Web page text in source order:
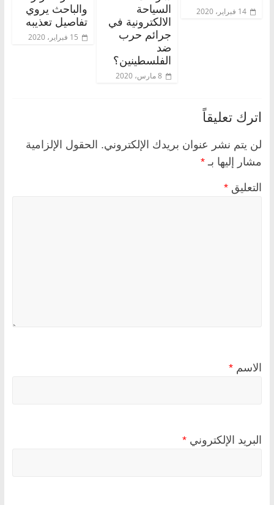
14 فبراير، 2020
السياحة
الالكترونية في
جرائم حرب
ضد
الفلسطينين؟
8 مارس، 2020
والباحث يروي
تفاصيل تعذيبه
15 فبراير، 2020
اترك تعليقاً
لن يتم نشر عنوان بريدك الإلكتروني. الحقول الإلزامية
مشار إليها بـ *
التعليق *
الاسم *
البريد الإلكتروني *